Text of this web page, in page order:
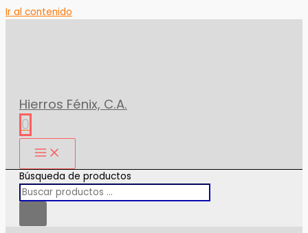
Ir al contenido
Hierros Fénix, C.A.
0
Búsqueda de productos